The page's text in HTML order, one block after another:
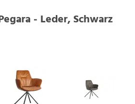
- Leder, Schwarz